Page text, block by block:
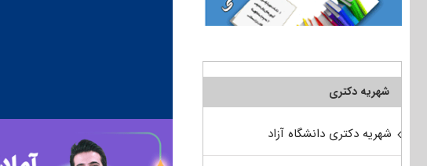
شهریه دکتری
شهریه دکتری دانشگاه آزاد